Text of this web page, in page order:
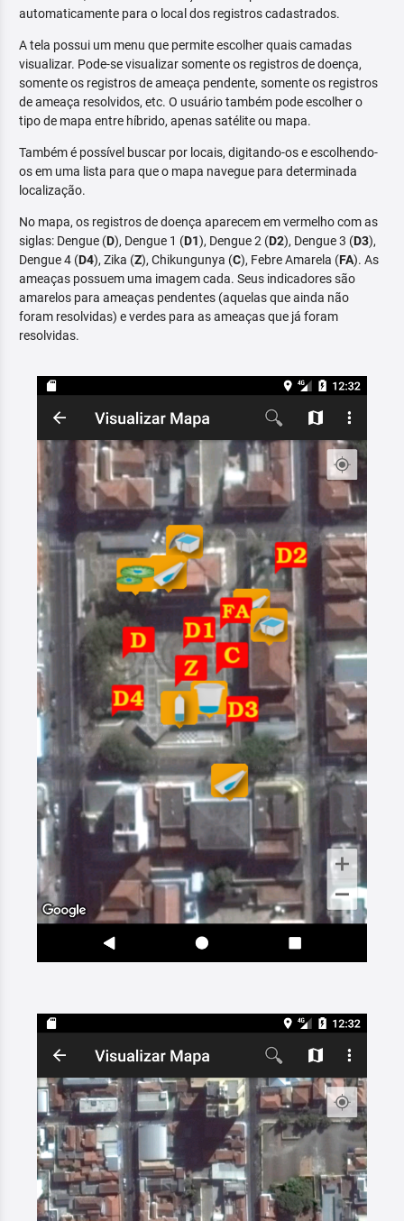
automaticamente para o local dos registros cadastrados.
A tela possui um menu que permite escolher quais camadas
visualizar. Pode-se visualizar somente os registros de doença,
somente os registros de ameaça pendente, somente os registros
de ameaça resolvidos, etc. O usuário também pode escolher o
tipo de mapa entre híbrido, apenas satélite ou mapa.
Também é possível buscar por locais, digitando-os e escolhendo-
os em uma lista para que o mapa navegue para determinada
localização.
No mapa, os registros de doença aparecem em vermelho com as
siglas: Dengue (D), Dengue 1 (D1), Dengue 2 (D2), Dengue 3 (D3),
Dengue 4 (D4), Zika (Z), Chikungunya (C), Febre Amarela (FA). As
ameaças possuem uma imagem cada. Seus indicadores são
amarelos para ameaças pendentes (aquelas que ainda não
foram resolvidas) e verdes para as ameaças que já foram
resolvidas.